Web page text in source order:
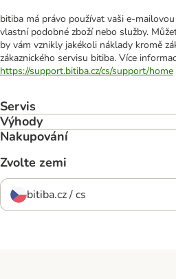
bitiba má právo používat vaši e-
vlastní podobné zboží nebo služby.
by vám vznikly jakékoli náklady kromě
zákaznického servisu bitiba. Více
https://support.bitiba.cz/cs/support/home
Servis
Výhody
Nakupování
Zvolte zemi
bitiba.cz / cs